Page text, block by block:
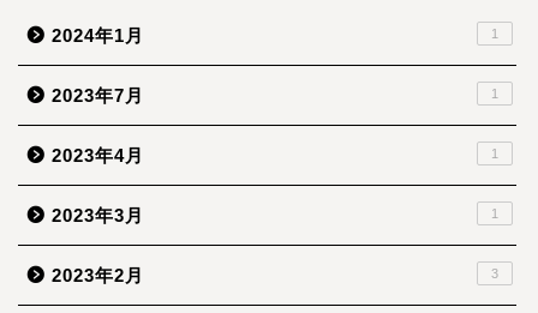
2024年1月 1
2023年7月 1
2023年4月 1
2023年3月 1
2023年2月 3